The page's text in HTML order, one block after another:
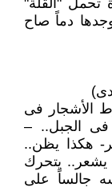
"القلة"
دماً صاح
الأشجار فى
فى الجبل.. –
هكذا يظن..
يشعر.. يتحرك
جالساً على